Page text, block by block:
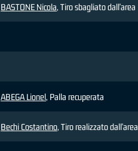
BASTONE Nicola, Tiro sbagliato dall'area
ABEGA Lionel, Palla recuperata
Bechi Costantino, Tiro realizzato dall'area